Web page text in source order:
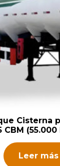
Cisterna
CBM
Leer más